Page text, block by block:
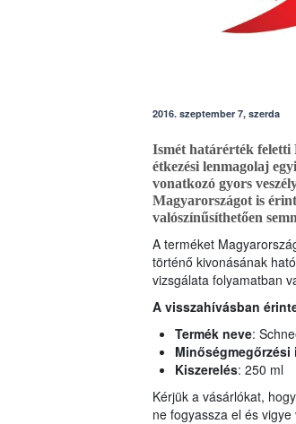
2016. szeptember 7, szerda
Ismét határérték feletti
étkezési lenmagolaj
vonatkozó gyors
Magyarországot is
valószínűsíthetően
A terméket
történő kivonásának
vizsgálata folyamatban
A visszahívásban
Termék neve:
Minőségmegőrzési
Kiszerelés: 250 ml
Kérjük a vásárlókat,
ne fogyassza el és